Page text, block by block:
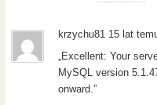
krzychu81 15 lat
„Excellent: Your
MySQL version
onward.”